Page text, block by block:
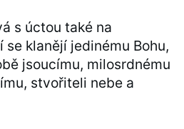
s úctou také na
se klanějí jedinému Bohu,
jsoucímu, milosrdnému
stvořiteli nebe a